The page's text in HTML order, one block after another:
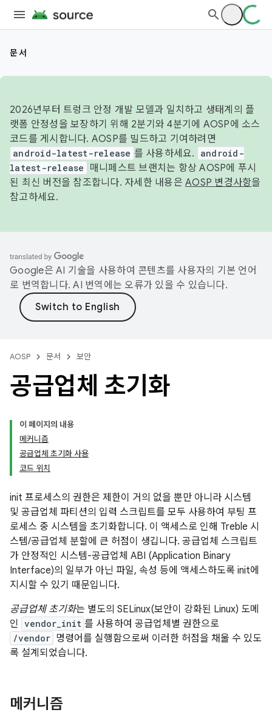
문서
2026년부터 트렁크 안정 개발 모델과 일치하고 생태계의 플
랫폼 안정성을 보장하기 위해 2분기와 4분기에 AOSP에 소스
코드를 게시합니다. AOSP를 빌드하고 기여하려면
android-latest-release 를 사용하세요.
android-
latest-release
매니페스트 브랜치는 항상 AOSP에 푸시
된 최신 버전을 참조합니다. 자세한 내용은 AOSP 변경사항을
참고하세요.
Google은 AI 기술을 사용하여 콘텐츠를 사용자의 기본 언어
로 번역합니다. AI 번역에는 오류가 있을 수 있습니다.
AOSP 문서 보안
공급업체 초기화
이 페이지의 내용
메커니즘
공급업체 초기화 사용
코드 위치
init 프로세스의 권한은 제한이 거의 없을 뿐만 아니라 시스템
및 공급업체 파티션의 입력 스크립트를 모두 사용하여 부팅 프
로세스 중 시스템을 초기화합니다. 이 액세스로 인해 Treble 시
스템/공급업체 분할에 큰 허점이 생깁니다. 공급업체 스크립트
가 안정적인 시스템-공급업체 ABI (Application Binary
Interface)의 일부가 아닌 파일, 속성 등에 액세스하도록 init에
지시할 수 있기 때문입니다.
공급업체 초기화는 별도의 SELinux(보안이 강화된 Linux) 도메
인 vendor_init 를 사용하여 공급업체별 권한으로
/vendor 명령어를 실행함으로써 이러한 허점을 채울 수 있도
록 설계되었습니다.
메커니즘